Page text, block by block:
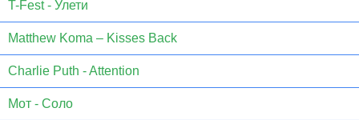
T-Fest - Улети
Matthew Koma – Kisses Back
Charlie Puth - Attention
Мот - Соло